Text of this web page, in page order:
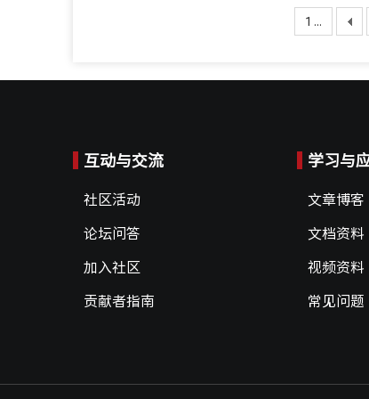
1 ...
互动与交流
社区活动
论坛问答
加入社区
贡献者指南
学习与
文章博客
文档资料
视频资料
常见问题